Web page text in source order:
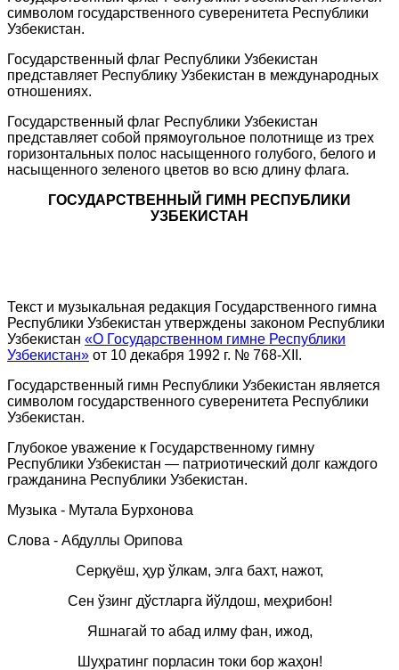
символом государственного суверенитета Республики
Узбекистан.
Государственный флаг Республики Узбекистан
представляет Республику Узбекистан в международных
отношениях.
Государственный флаг Республики Узбекистан
представляет собой прямоугольное полотнище из трех
горизонтальных полос насыщенного голубого, белого и
насыщенного зеленого цветов во всю длину флага.
ГОСУДАРСТВЕННЫЙ ГИМН РЕСПУБЛИКИ
УЗБЕКИСТАН
Текст и музыкальная редакция Государственного гимна
Республики Узбекистан утверждены законом Республики
Узбекистан «О Государственном гимне Республики
Узбекистан» от 10 декабря 1992 г. № 768-ХII.
Государственный гимн Республики Узбекистан является
символом государственного суверенитета Республики
Узбекистан.
Глубокое уважение к Государственному гимну
Республики Узбекистан — патриотический долг каждого
гражданина Республики Узбекистан.
Музыка - Мутала Бурхонова
Слова - Абдуллы Орипова
Серқуёш, ҳур ўлкам, элга бахт, нажот,
Сен ўзинг дўстларга йўлдош, меҳрибон!
Яшнагай то абад илму фан, ижод,
Шуҳратинг порласин токи бор жаҳон!